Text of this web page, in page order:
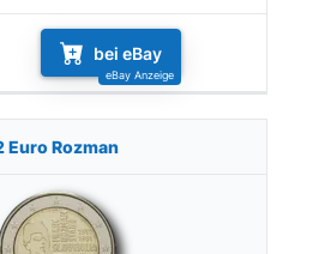
bei eBay
Euro Rozman